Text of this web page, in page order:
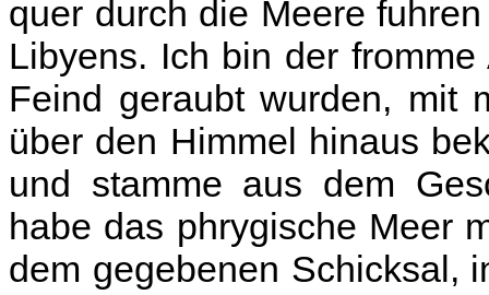
quer durch die Meere
Libyens. Ich bin der
Feind geraubt wurden, mit
über den Himmel hinaus
und stamme aus dem
habe das phrygische Meer
dem gegebenen Schicksal,